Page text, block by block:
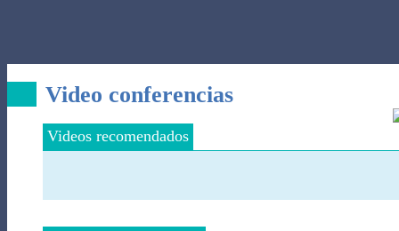
Video conferencias
Videos recomendados